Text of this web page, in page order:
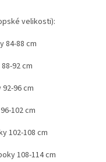
velikosti):
84-88 cm
92 cm
96 cm
102 cm
102-108 cm
108-114 cm